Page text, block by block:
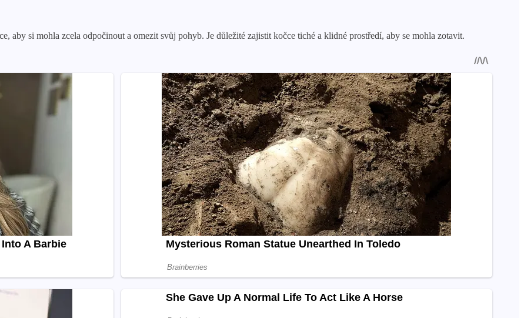
aby si mohla zcela odpočinout a omezit svůj pohyb. Je důležité zajistit kočce tiché a klidné prostředí, aby se mohla zotavit.